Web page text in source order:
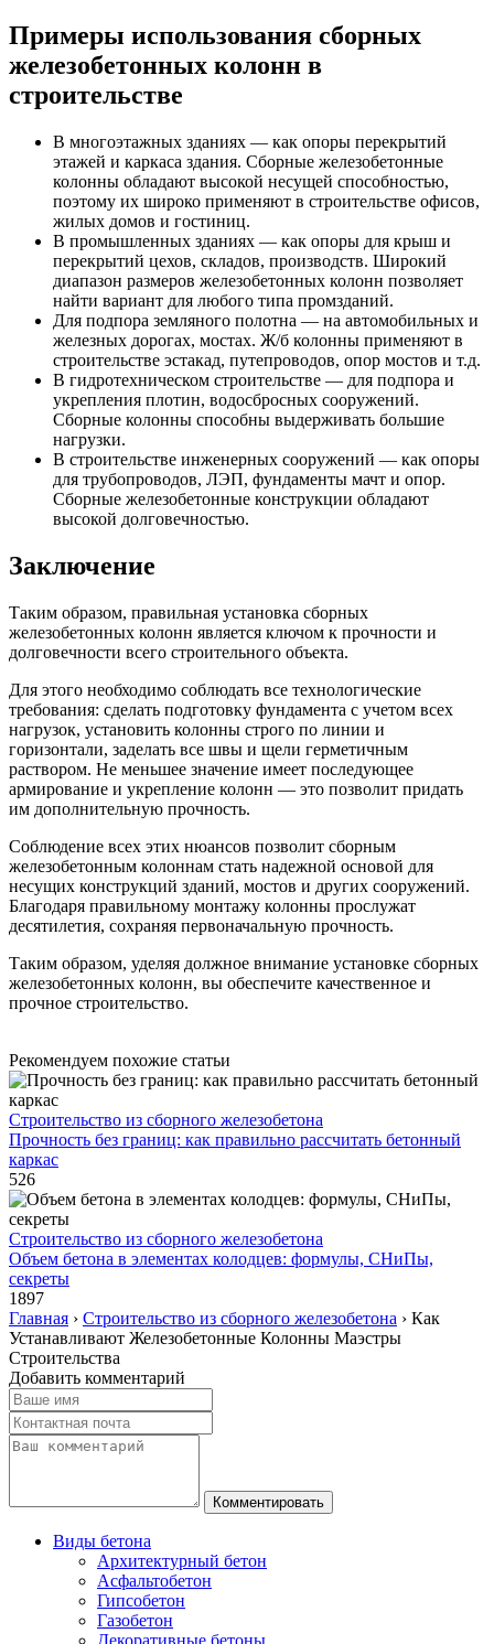
Примеры использования сборных
железобетонных колонн в
строительстве
В многоэтажных зданиях — как опоры перекрытий
этажей и каркаса здания. Сборные железобетонные
колонны обладают высокой несущей способностью,
поэтому их широко применяют в строительстве офисов,
жилых домов и гостиниц.
В промышленных зданиях — как опоры для крыш и
перекрытий цехов, складов, производств. Широкий
диапазон размеров железобетонных колонн позволяет
найти вариант для любого типа промзданий.
Для подпора земляного полотна — на автомобильных и
железных дорогах, мостах. Ж/б колонны применяют в
строительстве эстакад, путепроводов, опор мостов и т.д.
В гидротехническом строительстве — для подпора и
укрепления плотин, водосбросных сооружений.
Сборные колонны способны выдерживать большие
нагрузки.
В строительстве инженерных сооружений — как опоры
для трубопроводов, ЛЭП, фундаменты мачт и опор.
Сборные железобетонные конструкции обладают
высокой долговечностью.
Заключение
Таким образом, правильная установка сборных
железобетонных колонн является ключом к прочности и
долговечности всего строительного объекта.
Для этого необходимо соблюдать все технологические
требования: сделать подготовку фундамента с учетом всех
нагрузок, установить колонны строго по линии и
горизонтали, заделать все швы и щели герметичным
раствором. Не меньшее значение имеет последующее
армирование и укрепление колонн — это позволит придать
им дополнительную прочность.
Соблюдение всех этих нюансов позволит сборным
железобетонным колоннам стать надежной основой для
несущих конструкций зданий, мостов и других сооружений.
Благодаря правильному монтажу колонны прослужат
десятилетия, сохраняя первоначальную прочность.
Таким образом, уделяя должное внимание установке сборных
железобетонных колонн, вы обеспечите качественное и
прочное строительство.
Рекомендуем похожие статьи
Строительство из сборного железобетона
Прочность без границ: как правильно рассчитать бетонный
каркас
526
Строительство из сборного железобетона
Объем бетона в элементах колодцев: формулы, СНиПы,
секреты
1897
Главная › Строительство из сборного железобетона › Как
Устанавливают Железобетонные Колонны Маэстры
Строительства
Добавить комментарий
Виды бетона
Архитектурный бетон
Асфальтобетон
Гипсобетон
Газобетон
Декоративные бетоны